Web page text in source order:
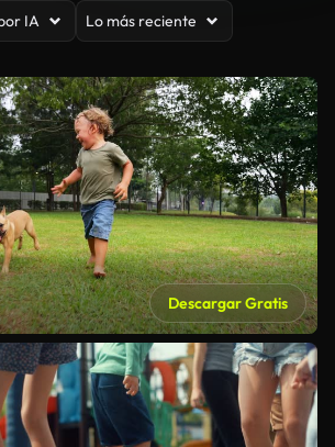
IA Lo más reciente
Descargar Gratis